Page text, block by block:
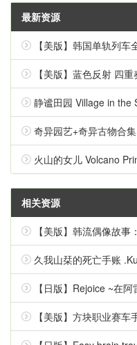
最新资源
【美版】韩国单轨列车全景线 华
【美版】蓝色反射 四重
静谧田园 Village in the
奇异园艺+奇异古物合
火山的女儿 Volcano
相关资源
【美版】韩流偶像故事：出
久我山栞的死亡手账
【日版】Rejoice ~在
【美版】方块职业赛